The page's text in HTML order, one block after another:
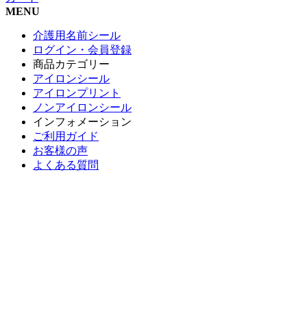
MENU
介護用名前シール
ログイン・会員登録
商品カテゴリー
アイロンシール
アイロンプリント
ノンアイロンシール
インフォメーション
ご利用ガイド
お客様の声
よくある質問